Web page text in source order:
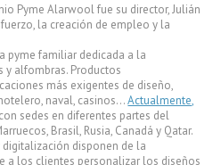
Pyme Alarwool fue su director, Julián
la creación de empleo y la
pyme familiar dedicada a la
y alfombras. Productos
más exigentes de diseño,
naval, casinos…Actualmente,
sedes en diferentes partes del
Brasil, Rusia, Canadá y Qatar.
disponen de la
a los clientes personalizar los diseños